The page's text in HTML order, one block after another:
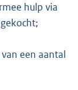
hulp via
een aantal